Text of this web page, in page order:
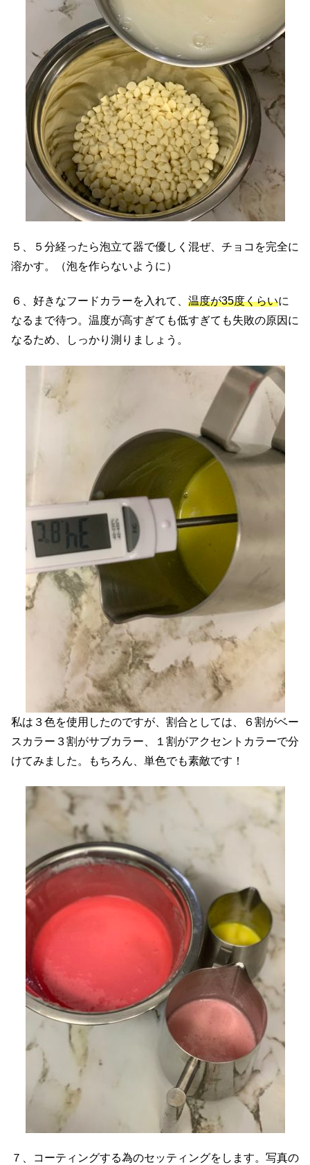
５、５分経ったら泡立て器で優しく混ぜ、チョコを完全に
溶かす。（泡を作らないように）
６、好きなフードカラーを入れて、 温度が35度くらいに
なるまで待つ。温度が高すぎても低すぎても失敗の原因に
なるため、しっかり測りましょう。
私は３色を使用したのですが、割合としては、６割がベー
スカラー３割がサブカラー、１割がアクセントカラーで分
けてみました。もちろん、単色でも素敵です！
７、コーティングする為のセッティングをします。写真の